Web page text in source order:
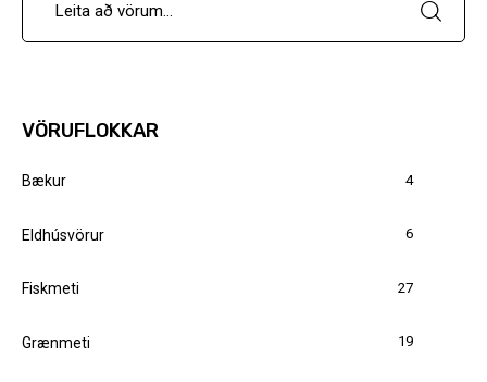
VÖRUFLOKKAR
Bækur 4
Eldhúsvörur 6
Fiskmeti 27
Grænmeti 19